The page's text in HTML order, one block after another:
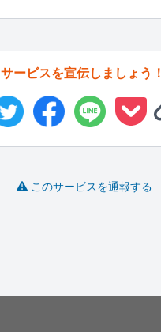
サービスを宣伝しましょう！
このサービスを通報する